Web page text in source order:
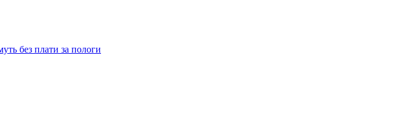
без плати за пологи